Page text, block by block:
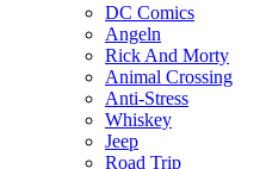
DC Comics
Angeln
Rick And Morty
Animal Crossing
Anti-Stress
Whiskey
Jeep
Road Trip